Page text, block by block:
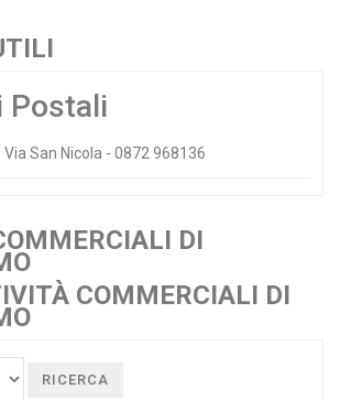
Postali
San Nicola - 0872 968136
DI
COMMERCIALI DI
RICERCA